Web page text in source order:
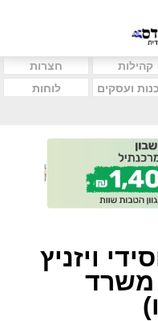
קהילות
חצרות
ועסקים
לוחות
ויזניץ
משרד